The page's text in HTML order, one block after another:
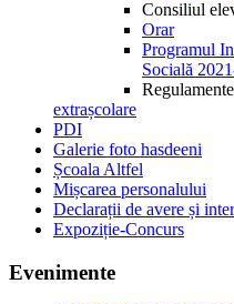
Consiliul
Orar
Programul
Socială
Regulamente
extrașcolare
PDI
Galerie foto hasdeeni
Școala Altfel
Mișcarea personalului
Declarații de avere și
Expoziție-Concurs
Evenimente